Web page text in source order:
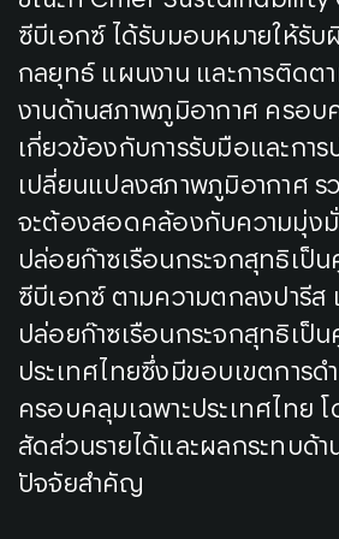
ซีบีเอกซ์ ได้รับมอบหมายให้รับ
กลยุทธ์ แผนงาน และการติดตา
งานด้านสภาพภูมิอากาศ ครอบ
เกี่ยวข้องกับการรับมือและกา
เปลี่ยนแปลงสภาพภูมิอากาศ
จะต้องสอดคล้องกับความมุ่งมั่
ปล่อยก๊าซเรือนกระจกสุทธิเป็
ซีบีเอกซ์ ตามความตกลงปารีส
ปล่อยก๊าซเรือนกระจกสุทธิเป็
ประเทศไทยซึ่งมีขอบเขตการด
ครอบคลุมเฉพาะประเทศไทย
สัดส่วนรายได้และผลกระทบด้
ปัจจัยสำคัญ